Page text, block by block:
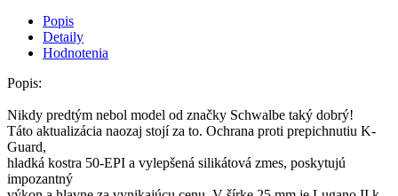
Popis
Detaily
Hodnotenia
Popis:
Nikdy predtým nebol model od značky Schwalbe taký dobrý!
Táto aktualizácia naozaj stojí za to. Ochrana proti prepichnutiu K-
Guard,
hladká kostra 50-EPI a vylepšená silikátová zmes, poskytujú
impozantný